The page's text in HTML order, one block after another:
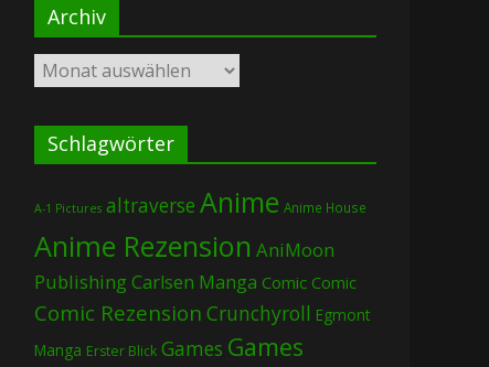
Archiv
Archiv
Schlagwörter
A-1 Pictures altraverse Anime Anime House
Anime Rezension AniMoon
PublishingCarlsen Manga Comic Comic
Comic Rezension Crunchyroll Egmont
Manga Erster Blick Games Games